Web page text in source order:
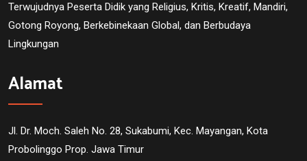
Terwujudnya Peserta Didik yang Religius, Kritis, Kreatif, Mandiri,
Gotong Royong, Berkebinekaan Global, dan Berbudaya
Lingkungan
Alamat
Jl. Dr. Moch. Saleh No. 28, Sukabumi, Kec. Mayangan, Kota
Probolinggo Prop. Jawa Timur